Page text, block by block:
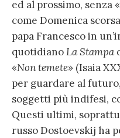
ed al prossimo, senza «
come Domenica
papa Francesco in
quotidianoLa Stampa
«Non temete» (Isaia
per guardare al
soggetti più indifesi,
Questi ultimi,
russo Dostoevskij ha